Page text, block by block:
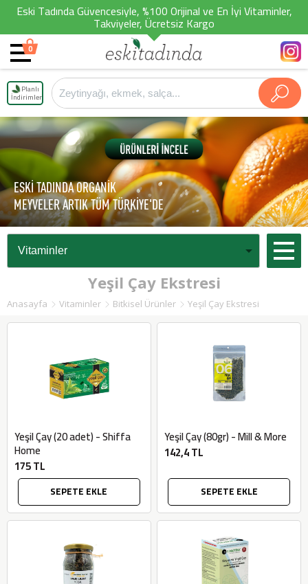
Eski Tadında Güvencesiyle, %100 Orijinal ve En İyi Vitaminler,
Takviyeler, Ücretsiz Kargo
0
Planlı
İndirimler
ESKİ TADINDA ORGANİK
MEYVELER ARTIK TÜM TÜRKİYE'DE
Yeşil Çay Ekstresi
Anasayfa Vitaminler Bitkisel Ürünler Yeşil Çay Ekstresi
Yeşil Çay (20 adet) - Shiffa
Home
175 TL
SEPETE EKLE
Yeşil Çay (80gr) - Mill & More
142,4 TL
SEPETE EKLE